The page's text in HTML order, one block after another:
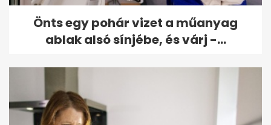
Önts egy pohár vizet a műanyag
ablak alsó sínjébe, és várj -...